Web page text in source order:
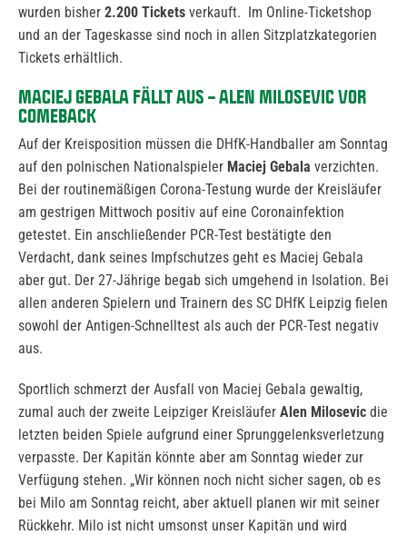
wurden bisher 2.200 Tickets verkauft. Im Online-Ticketshop
und an der Tageskasse sind noch in allen Sitzplatzkategorien
Tickets erhältlich.
MACIEJ GEBALA FÄLLT AUS – ALEN MILOSEVIC VOR
COMEBACK
Auf der Kreisposition müssen die DHfK-Handballer am Sonntag
auf den polnischen Nationalspieler Maciej Gebala verzichten.
Bei der routinemäßigen Corona-Testung wurde der Kreisläufer
am gestrigen Mittwoch positiv auf eine Coronainfektion
getestet. Ein anschließender PCR-Test bestätigte den
Verdacht, dank seines Impfschutzes geht es Maciej Gebala
aber gut. Der 27-Jährige begab sich umgehend in Isolation. Bei
allen anderen Spielern und Trainern des SC DHfK Leipzig fielen
sowohl der Antigen-Schnelltest als auch der PCR-Test negativ
aus.
Sportlich schmerzt der Ausfall von Maciej Gebala gewaltig,
zumal auch der zweite Leipziger Kreisläufer Alen Milosevic die
letzten beiden Spiele aufgrund einer Sprunggelenksverletzung
verpasste. Der Kapitän könnte aber am Sonntag wieder zur
Verfügung stehen. „Wir können noch nicht sicher sagen, ob es
bei Milo am Sonntag reicht, aber aktuell planen wir mit seiner
Rückkehr. Milo ist nicht umsonst unser Kapitän und wird